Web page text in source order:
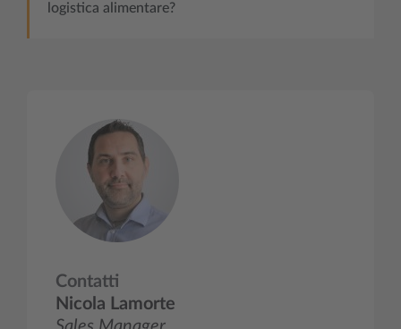
logistica alimentare?
Contatti
Nicola Lamorte